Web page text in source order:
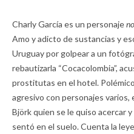
Charly García es un personaje
Amo y adicto de sustancias y
Uruguay por golpear a un
rebautizarla “Cocacolombia”,
prostitutas en el hotel.
agresivo con personajes
Björk quien se le quiso acercar
sentó en el suelo. Cuenta la